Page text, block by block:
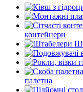
контейнери
палетна